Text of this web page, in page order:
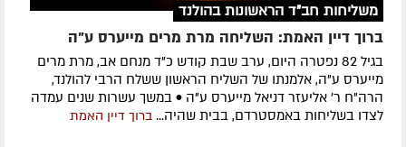
משליחות חב"ד הראשונות בהולנד
ברוך דיין האמת: השליחה מרת מרים מייערס ע"ה
בגיל 82 נפטרה היום, ערב שבת קודש כ"ד מנחם אב, מרת מרים
מייערס ע"ה, אלמנתו של השליח הראשון ששלח הרבי להולנד,
הרה"ח ר' אליעזר דניאל מייערס ע"ה • במשך עשרות שנים עמדה
לצדו בשליחות באמסטרדם, בבית שהיה... ברוך דיין האמת